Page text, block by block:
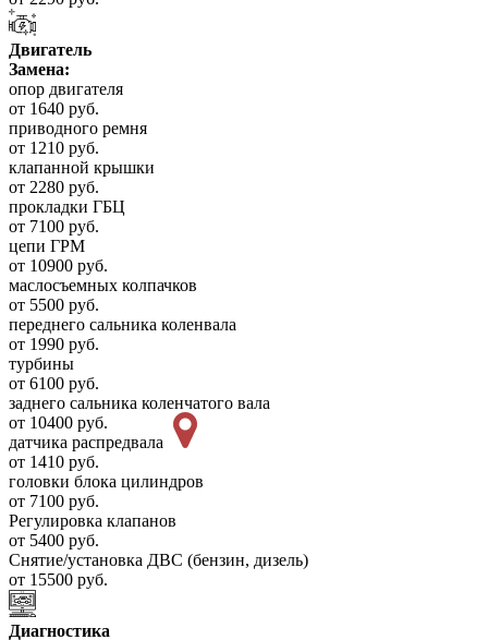
Двигатель
Замена:
опор двигателя
от 1640 руб.
приводного ремня
от 1210 руб.
клапанной крышки
от 2280 руб.
прокладки ГБЦ
от 7100 руб.
цепи ГРМ
от 10900 руб.
маслосъемных колпачков
от 5500 руб.
переднего сальника коленвала
от 1990 руб.
турбины
от 6100 руб.
заднего сальника коленчатого вала
от 10400 руб.
датчика распредвала
от 1410 руб.
головки блока цилиндров
от 7100 руб.
Регулировка клапанов
от 5400 руб.
Снятие/установка ДВС (бензин, дизель)
от 15500 руб.
Диагностика